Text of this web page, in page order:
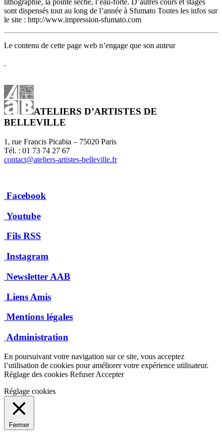
sont dispensés tout au long de l’année à Sfumato Toutes les infos sur
le site : http://www.impression-sfumato.com
Le contenu de cette page web n’engage que son auteur
ATELIERS D’ARTISTES DE
BELLEVILLE
1, rue Francis Picabia – 75020 Paris
Tél. : 01 73 74 27 67
contact@ateliers-artistes-belleville.fr
Facebook
Youtube
Fils RSS
Instagram
Newsletter AAB
Liens Amis
Mentions légales
Administration
En poursuivant votre navigation sur ce site, vous acceptez
l’utilisation de cookies pour améliorer votre expérience utilisateur.
Réglage des cookies Refuser Accepter
Réglage cookies
Fermer